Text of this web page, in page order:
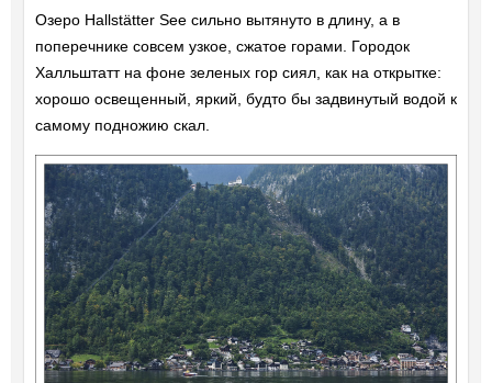
Озеро Hallstätter See сильно вытянуто в длину, а в
поперечнике совсем узкое, сжатое горами. Городок
Халльштатт на фоне зеленых гор сиял, как на открытке:
хорошо освещенный, яркий, будто бы задвинутый водой к
самому подножию скал.